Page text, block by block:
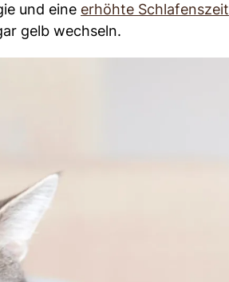
und eine erhöhte Schlafenszeit
gelb wechseln.